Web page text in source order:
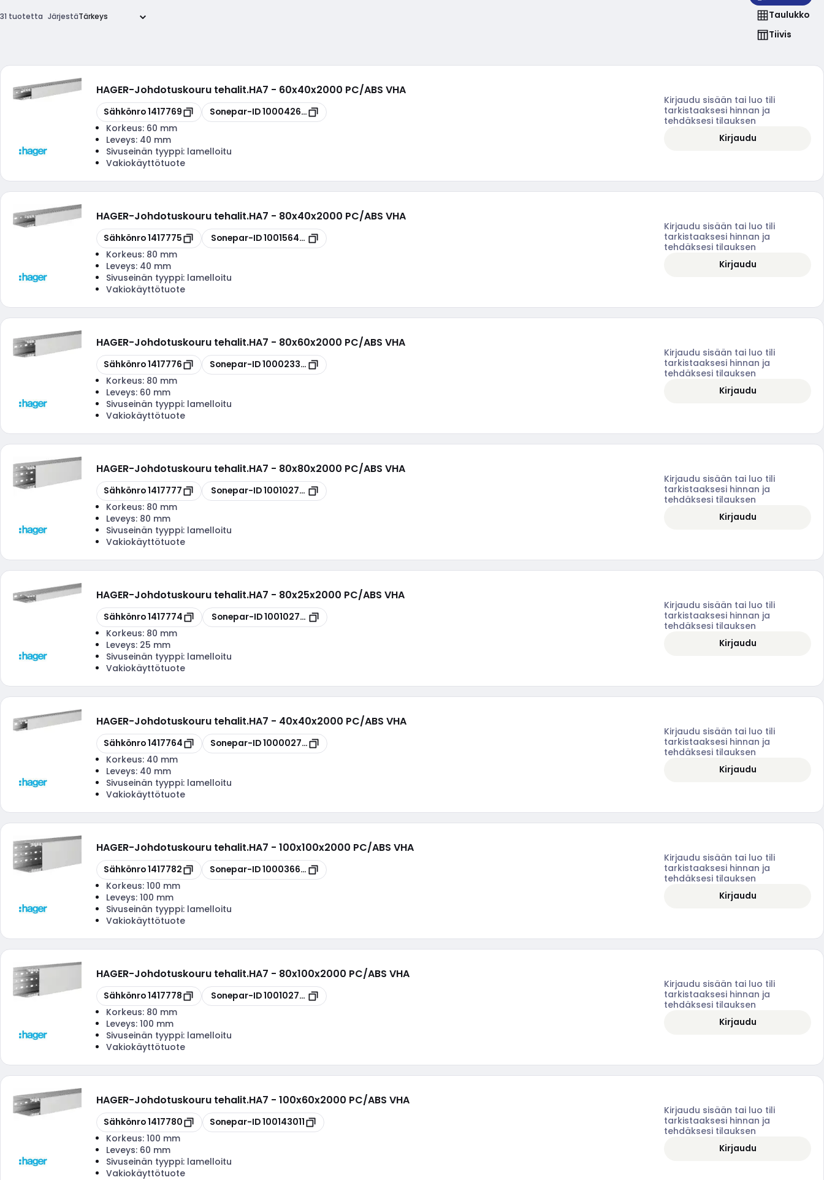
31 tuotetta Järjestä
Taulukko
Tiivis
HAGER-Johdotuskouru tehalit.HA7 - 60x40x2000 PC/ABS VHA
Kopioi
Sähkönro1417769 Kopioi
Sonepar-ID100042655
Korkeus: 60 mm
Leveys: 40 mm
Sivuseinän tyyppi: lamelloitu
Vakiokäyttötuote
Kirjaudu sisään tai luo tili
tarkistaaksesi hinnan ja
tehdäksesi tilauksen
Kirjaudu
HAGER-Johdotuskouru tehalit.HA7 - 80x40x2000 PC/ABS VHA
Kopioi
Sähkönro1417775 Kopioi
Sonepar-ID100156445
Korkeus: 80 mm
Leveys: 40 mm
Sivuseinän tyyppi: lamelloitu
Vakiokäyttötuote
Kirjaudu sisään tai luo tili
tarkistaaksesi hinnan ja
tehdäksesi tilauksen
Kirjaudu
HAGER-Johdotuskouru tehalit.HA7 - 80x60x2000 PC/ABS VHA
Kopioi
Sähkönro1417776 Kopioi
Sonepar-ID100023371
Korkeus: 80 mm
Leveys: 60 mm
Sivuseinän tyyppi: lamelloitu
Vakiokäyttötuote
Kirjaudu sisään tai luo tili
tarkistaaksesi hinnan ja
tehdäksesi tilauksen
Kirjaudu
HAGER-Johdotuskouru tehalit.HA7 - 80x80x2000 PC/ABS VHA
Kopioi
Sähkönro1417777 Kopioi
Sonepar-ID100102784
Korkeus: 80 mm
Leveys: 80 mm
Sivuseinän tyyppi: lamelloitu
Vakiokäyttötuote
Kirjaudu sisään tai luo tili
tarkistaaksesi hinnan ja
tehdäksesi tilauksen
Kirjaudu
HAGER-Johdotuskouru tehalit.HA7 - 80x25x2000 PC/ABS VHA
Kopioi
Sähkönro1417774 Kopioi
Sonepar-ID100102783
Korkeus: 80 mm
Leveys: 25 mm
Sivuseinän tyyppi: lamelloitu
Vakiokäyttötuote
Kirjaudu sisään tai luo tili
tarkistaaksesi hinnan ja
tehdäksesi tilauksen
Kirjaudu
HAGER-Johdotuskouru tehalit.HA7 - 40x40x2000 PC/ABS VHA
Kopioi
Sähkönro1417764 Kopioi
Sonepar-ID100002718
Korkeus: 40 mm
Leveys: 40 mm
Sivuseinän tyyppi: lamelloitu
Vakiokäyttötuote
Kirjaudu sisään tai luo tili
tarkistaaksesi hinnan ja
tehdäksesi tilauksen
Kirjaudu
HAGER-Johdotuskouru tehalit.HA7 - 100x100x2000 PC/ABS VHA
Kopioi
Sähkönro1417782 Kopioi
Sonepar-ID100036672
Korkeus: 100 mm
Leveys: 100 mm
Sivuseinän tyyppi: lamelloitu
Vakiokäyttötuote
Kirjaudu sisään tai luo tili
tarkistaaksesi hinnan ja
tehdäksesi tilauksen
Kirjaudu
HAGER-Johdotuskouru tehalit.HA7 - 80x100x2000 PC/ABS VHA
Kopioi
Sähkönro1417778 Kopioi
Sonepar-ID100102785
Korkeus: 80 mm
Leveys: 100 mm
Sivuseinän tyyppi: lamelloitu
Vakiokäyttötuote
Kirjaudu sisään tai luo tili
tarkistaaksesi hinnan ja
tehdäksesi tilauksen
Kirjaudu
HAGER-Johdotuskouru tehalit.HA7 - 100x60x2000 PC/ABS VHA
Kopioi
Sähkönro1417780 Kopioi
Sonepar-ID100143011
Korkeus: 100 mm
Leveys: 60 mm
Sivuseinän tyyppi: lamelloitu
Vakiokäyttötuote
Kirjaudu sisään tai luo tili
tarkistaaksesi hinnan ja
tehdäksesi tilauksen
Kirjaudu